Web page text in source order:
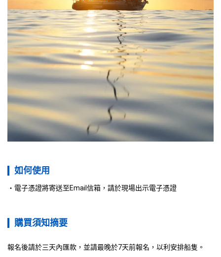
如何使用
電子憑證將寄送至Email信箱，請於現場出示電子憑證
購買須知摘要
報名後請於三天內匯款，並請最晚於7天前報名，以利安排船隻。